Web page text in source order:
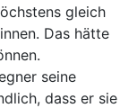
gleich
Das hätte
seine
dass er sie